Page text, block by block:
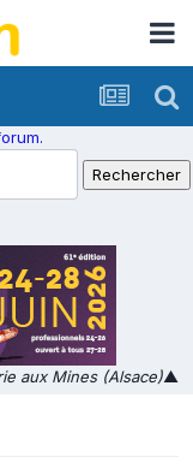
aux Mines (Alsace)▲